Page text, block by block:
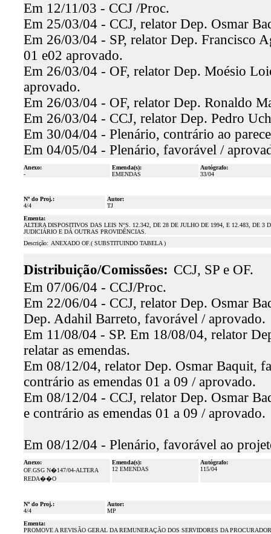
Em 12/11/03 - CCJ /Proc.
Em 25/03/04 - CCJ, relator Dep. Osmar
Em 26/03/04 - SP, relator Dep. Francisco
01 e02 aprovado.
Em 26/03/04 - OF, relator Dep. Moésio
aprovado.
Em 26/03/04 - OF, relator Dep. Ronaldo
Em 26/03/04 - CCJ, relator Dep. Pedro
Em 30/04/04 - Plenário, contrário ao
Em 04/05/04 - Plenário, favorável /
Anexo:
-
Emenda(s):
EMENDAS
Autógrafo:
33/04
Nº do Proj.:
4/4
Autor:
TJ
Ementa:
ALTERA DISPOSITIVOS DAS LEIS N°S. 12.342, DE 28 DE JULHO DE 1994, E 12.483, DE
JUDICIÁRIO E DÁ OUTRAS PROVIDÊNCIAS.
Descrição: ANEXADO OF.( SUBSTITUINDO TABELA )
Distribuição/Comissões: CCJ, SP e OF.
Em 07/06/04 - CCJ/Proc.
Em 22/06/04 - CCJ, relator Dep. Osmar
Dep. Adahil Barreto, favorável / aprovado.
Em 11/08/04 - SP. Em 18/08/04, relator
relatar as emendas.
Em 08/12/04, relator Dep. Osmar Baquit,
contrário as emendas 01 a 09 / aprovado.
Em 08/12/04 - CCJ, relator Dep. Osmar
e contrário as emendas 01 a 09 / aprovado.
Em 08/12/04 - Plenário, favorável ao
Anexo:
OF.GSG N�147/04-ALTERA
REDA��O
Emenda(s):
12 EMENDAS
Autógrafo:
115/04
Nº do Proj.:
4/4
Autor:
MP
Ementa:
PROMOVE A REVISÃO GERAL DA REMUNERAÇÃO DOS SERVIDORES DA